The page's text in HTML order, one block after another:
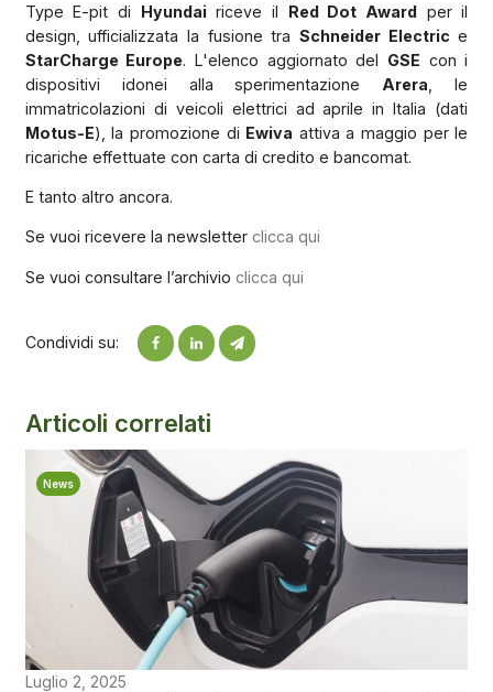
Type E-pit di Hyundairiceve il Red Dot Award per il
design, ufficializzata la fusione traSchneider Electrice
StarCharge Europe. L'elenco aggiornato del GSE con i
dispositivi idonei alla sperimentazione Arera , le
immatricolazioni di veicoli elettrici ad aprile in Italia (dati
Motus-E), la promozione di Ewiva attiva a maggio per le
ricariche effettuate con carta di credito e bancomat.
E tanto altro ancora.
Se vuoi ricevere la newsletter clicca qui
Se vuoi consultare l’archivio clicca qui
Condividi su:
Articoli correlati
News
Luglio 2, 2025